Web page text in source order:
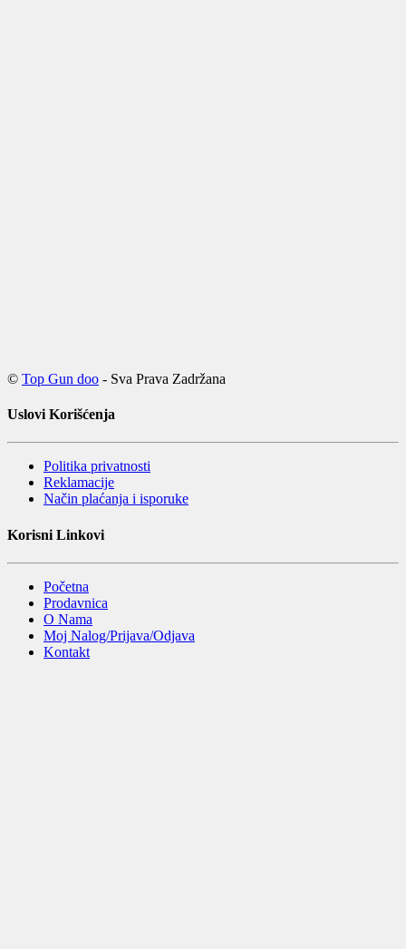
© Top Gun doo - Sva Prava Zadržana
Uslovi Korišćenja
Politika privatnosti
Reklamacije
Način plaćanja i isporuke
Korisni Linkovi
Početna
Prodavnica
O Nama
Moj Nalog/Prijava/Odjava
Kontakt